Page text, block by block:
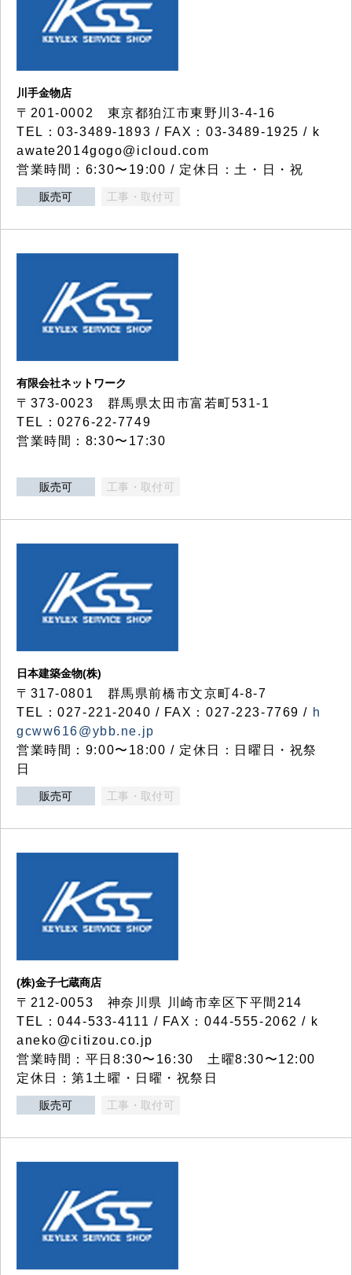
川手金物店
〒201-0002 東京都狛江市東野川3-4-16
TEL：03-3489-1893 / FAX：03-3489-1925 / k
awate2014gogo@icloud.com
営業時間：6:30〜19:00 / 定休日：土・日・祝
販売可 工事・取付可
有限会社ネットワーク
〒373-0023 群馬県太田市富若町531-1
TEL：0276-22-7749
営業時間：8:30〜17:30
販売可 工事・取付可
日本建築金物(株)
〒317‐0801 群馬県前橋市文京町4-8-7
TEL：027-221-2040 / FAX：027-223-7769 / h
gcww616@ybb.ne.jp
営業時間：9:00〜18:00 / 定休日：日曜日・祝祭
日
販売可 工事・取付可
(株)金子七蔵商店
〒212-0053 神奈川県 川崎市幸区下平間214
TEL：044-533-4111 / FAX：044-555-2062 / k
aneko@citizou.co.jp
営業時間：平日8:30〜16:30 土曜8:30〜12:00
定休日：第1土曜・日曜・祝祭日
販売可 工事・取付可